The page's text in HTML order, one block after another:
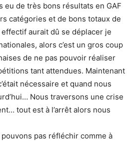
eu de très bons résultats en GAF
catégories et de bons totaux de
aurait dû se déplacer je
alors c’est un gros coup
de ne pas pouvoir réaliser
tant attendues. Maintenant
nécessaire et quand nous
Nous traversons une crise
tout est à l’arrêt alors nous
pas réfléchir comme à